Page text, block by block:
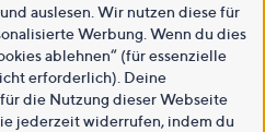
auslesen. Wir nutzen diese für
Werbung. Wenn du dies
ablehnen“ (für essenzielle
erforderlich). Deine
die Nutzung dieser Webseite
jederzeit widerrufen, indem du